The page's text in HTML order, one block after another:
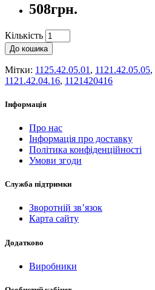
508грн.
Кількість
До кошика
Мітки: 1125.42.05.01 , 1121.42.05.05,
1121.42.04.16, 1121420416
Інформація
Про нас
Інформація про доставку
Політика конфіденційності
Умови згоди
Служба підтримки
Зворотній зв’язок
Карта сайту
Додатково
Виробники